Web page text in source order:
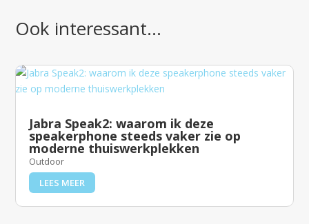
Ook interessant…
Jabra Speak2: waarom ik deze
speakerphone steeds vaker zie op
moderne thuiswerkplekken
Outdoor
LEES MEER